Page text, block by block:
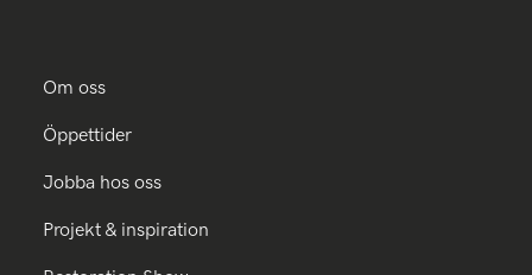
Om oss
Öppettider
Jobba hos oss
Projekt & inspiration